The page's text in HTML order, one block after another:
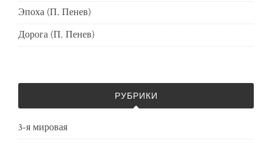
Эпоха (П. Пенев)
Дорога (П. Пенев)
РУБРИКИ
3-я мировая